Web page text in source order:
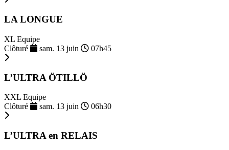
LA LONGUE
XL Equipe
Clôturé
sam. 13 juin 07h45
L’ULTRA ÖTILLÖ
XXL Equipe
Clôturé
sam. 13 juin 06h30
L’ULTRA en RELAIS